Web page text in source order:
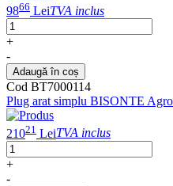
9866 LeiTVA inclus
+
-
Adaugă în coș
Cod BT7000114
Plug arat simplu BISONTE
21021 LeiTVA inclus
+
-